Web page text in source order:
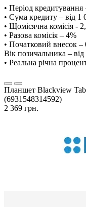
• Період кредитування
• Сума кредиту – від 1
• Щомісячна комісія -
• Разова комісія – 4%
• Початковий внесок –
Вік позичальника –
• Реальна річна
Планшет Blackview
(6931548314592)
2 369 грн.